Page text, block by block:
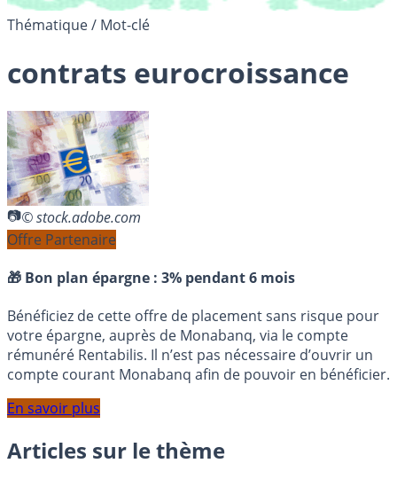
Thématique / Mot-clé
contrats eurocroissance
© stock.adobe.com
Offre Partenaire
🎁 Bon plan épargne : 3% pendant 6 mois
Bénéficiez de cette offre de placement sans risque pour
votre épargne, auprès de Monabanq, via le compte
rémunéré Rentabilis. Il n’est pas nécessaire d’ouvrir un
compte courant Monabanq afin de pouvoir en bénéficier.
En savoir plus
Articles sur le thème